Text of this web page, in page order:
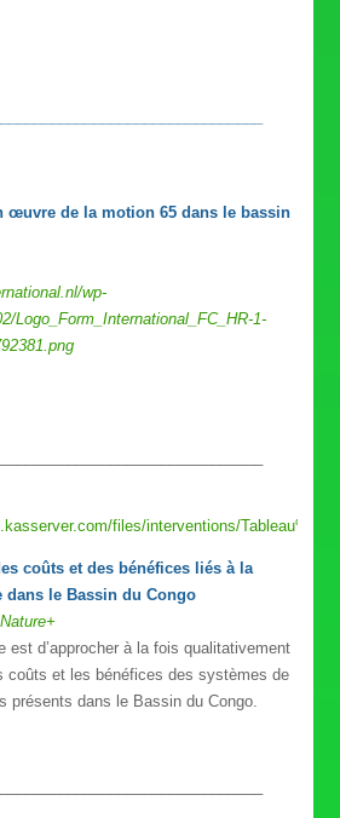
œuvre de la motion 65 dans le bassin
coûts et des bénéfices liés à la
le Bassin du Congo
Nature+
est d’approcher à la fois qualitativement
coûts et les bénéfices des systèmes de
présents dans le Bassin du Congo.